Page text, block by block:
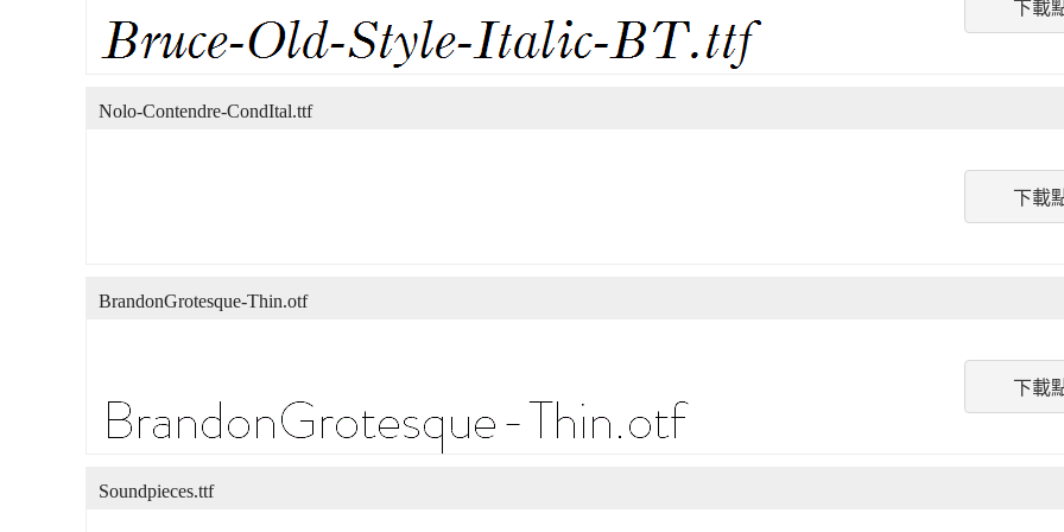
下載
下載
Nolo-Contendre-CondItal.ttf
下載
BrandonGrotesque-Thin.otf
Soundpieces.ttf